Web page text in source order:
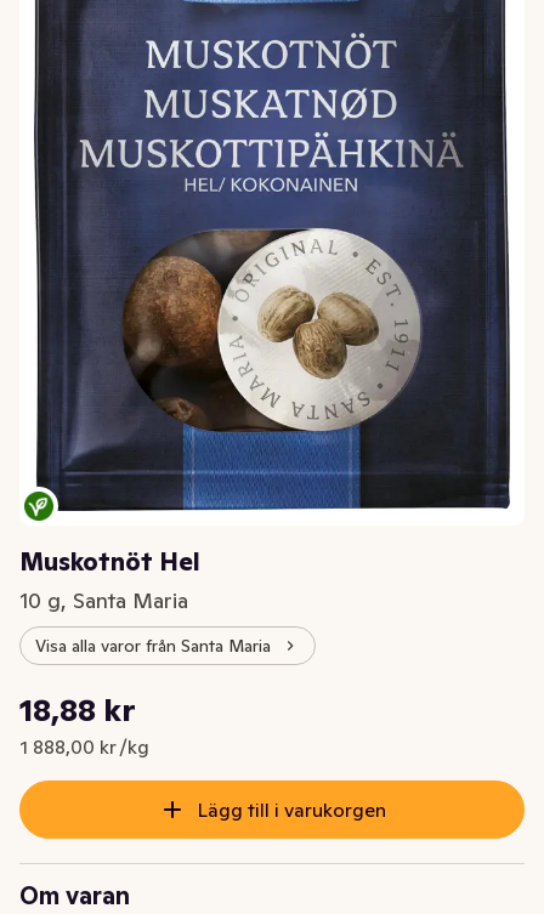
Muskotnöt Hel
10 g, Santa Maria
Visa alla varor från Santa Maria
Nuvarande pris är: 18,88 kr
18,88 kr
1 888,00 kr /kg
Styckpris: 1 888,00 kr /kg
Lägg till i varukorgen
Om varan